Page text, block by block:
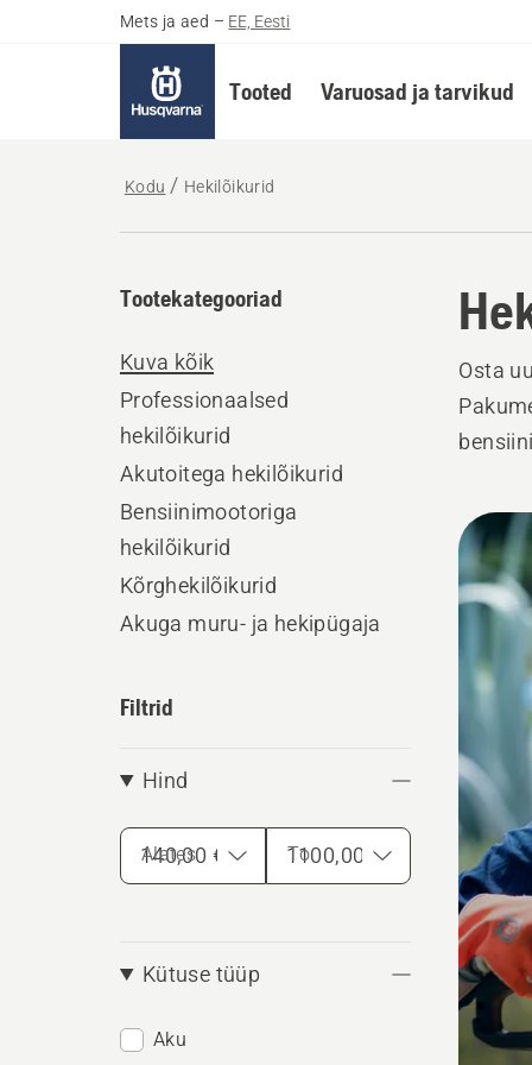
Mets ja aed – EE, Eesti
Tooted Varuosad ja tarvikud
Kodu Hekilõikurid
Tootekategooriad
Kuva kõik
Professionaalsed
hekilõikurid
Akutoitega hekilõikurid
Bensiinimootoriga
hekilõikurid
Kõrghekilõikurid
Akuga muru- ja hekipügaja
Filtrid
Hind
Alates To
Kütuse tüüp
Aku
Osta
Kuva
kõik